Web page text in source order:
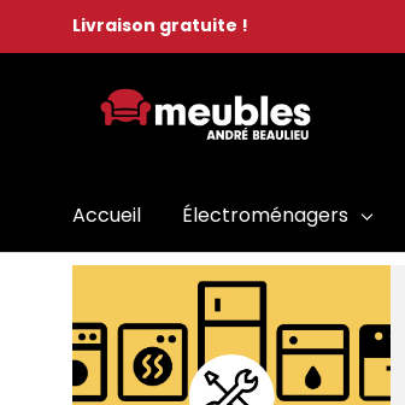
Livraison gratuite !
Accueil Électroménagers